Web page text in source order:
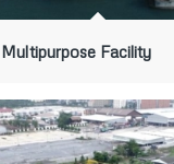
Facility